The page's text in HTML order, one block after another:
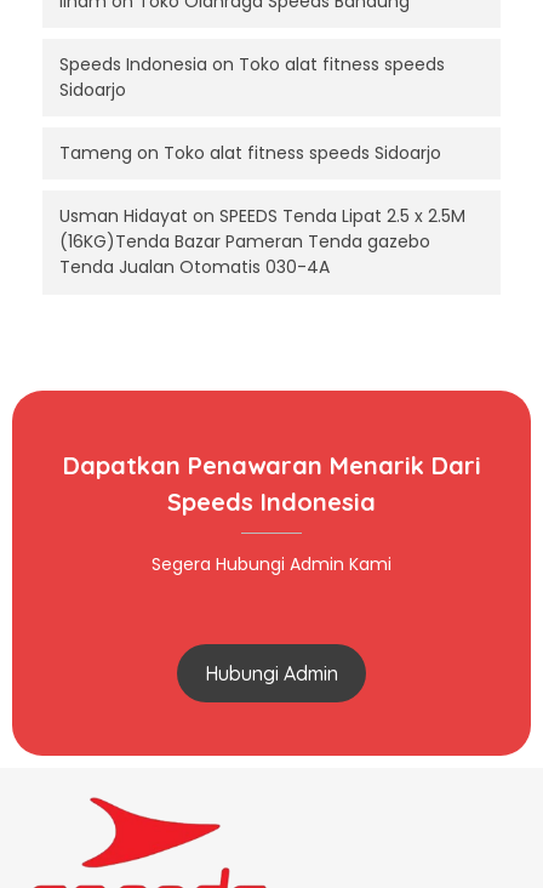
Speeds Indonesia on Toko alat fitness speeds
Sidoarjo
Tameng on Toko alat fitness speeds Sidoarjo
Usman Hidayat on SPEEDS Tenda Lipat 2.5 x 2.5M
(16KG)Tenda Bazar Pameran Tenda gazebo
Tenda Jualan Otomatis 030-4A
Dapatkan Penawaran Menarik Dari
Speeds Indonesia
Segera Hubungi Admin Kami
Hubungi Admin